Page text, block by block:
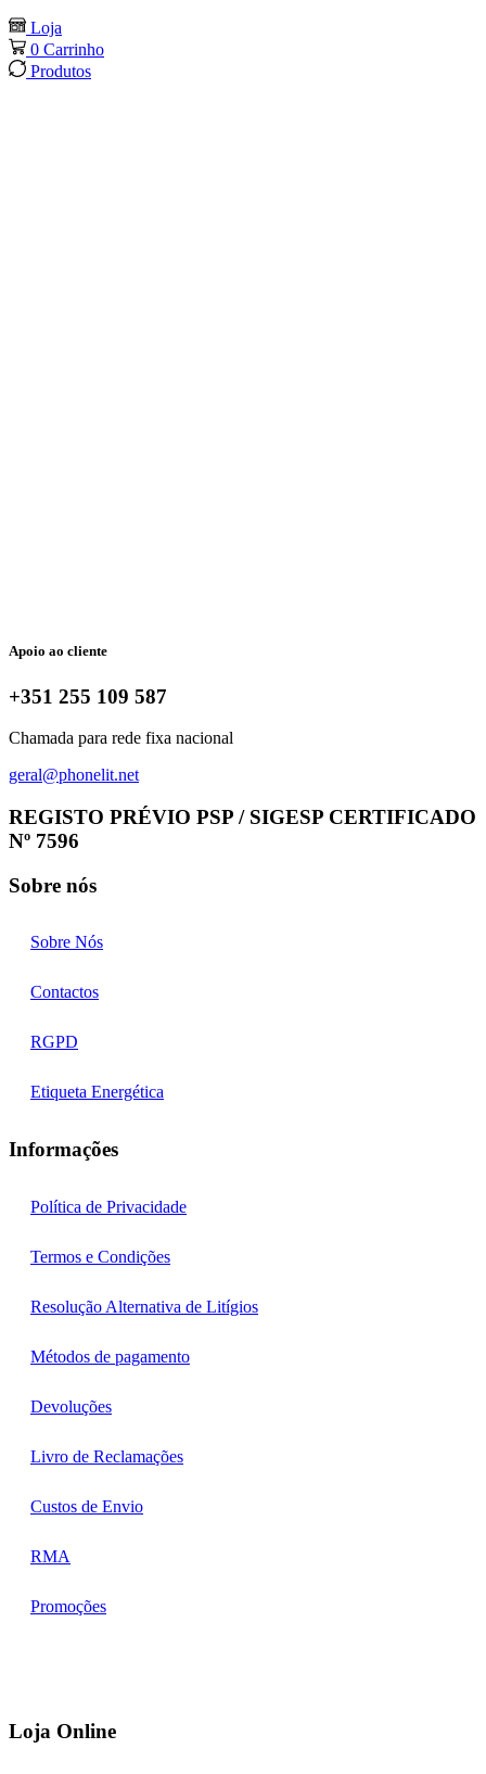
Loja
0 Carrinho
Produtos
Apoio ao cliente
+351 255 109 587
Chamada para rede fixa nacional
geral@phonelit.net
REGISTO PRÉVIO PSP / SIGESP CERTIFICADO
Nº 7596
Sobre nós
Sobre Nós
Contactos
RGPD
Etiqueta Energética
Informações
Política de Privacidade
Termos e Condições
Resolução Alternativa de Litígios
Métodos de pagamento
Devoluções
Livro de Reclamações
Custos de Envio
RMA
Promoções
Loja Online